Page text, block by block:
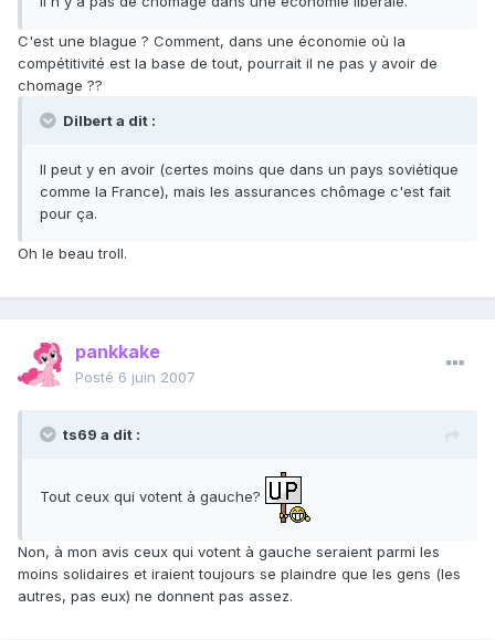
C'est une blague ? Comment, dans une économie où la
compétitivité est la base de tout, pourrait il ne pas y avoir de
chomage ??
Dilbert a dit :
Il peut y en avoir (certes moins que dans un pays soviétique
comme la France), mais les assurances chômage c'est fait
pour ça.
Oh le beau troll.
pankkake
Posté 6 juin 2007
ts69 a dit :
Tout ceux qui votent à gauche?
Non, à mon avis ceux qui votent à gauche seraient parmi les
moins solidaires et iraient toujours se plaindre que les gens (les
autres, pas eux) ne donnent pas assez.